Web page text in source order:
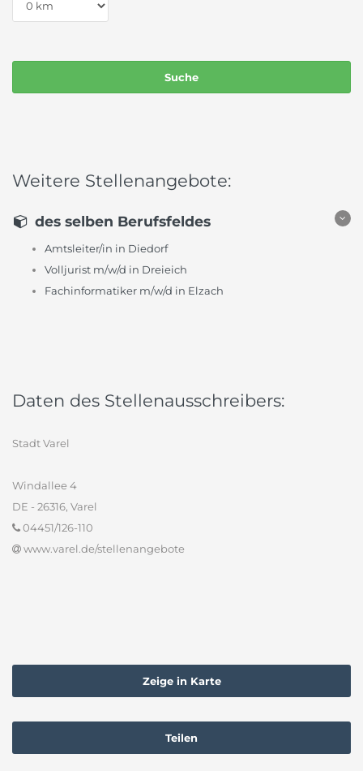
Weitere Stellenangebote:
des selben Berufsfeldes
Amtsleiter/in in Diedorf
Volljurist m/w/d in Dreieich
Fachinformatiker m/w/d in Elzach
Daten des Stellenausschreibers:
Stadt Varel
Windallee 4
DE - 26316, Varel
04451/126-110
www.varel.de/stellenangebote
Zeige in Karte
Teilen